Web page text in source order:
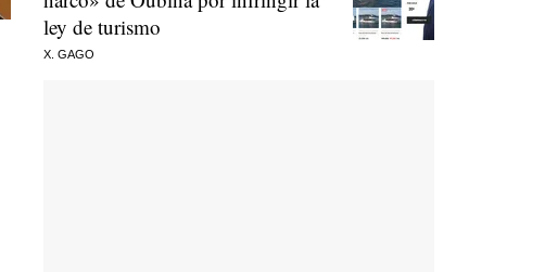
ley de turismo
X. GAGO